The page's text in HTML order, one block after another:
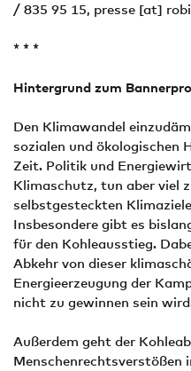
/ 835 95 15, presse [at]
* * *
Hintergrund zum
Den Klimawandel
sozialen und ökologischen
Zeit. Politik und
Klimaschutz, tun aber viel
selbstgesteckten
Insbesondere gibt es
für den Kohleausstieg.
Abkehr von dieser
Energieerzeugung der
nicht zu gewinnen sein
Außerdem geht der
Menschenrechtsverstößen